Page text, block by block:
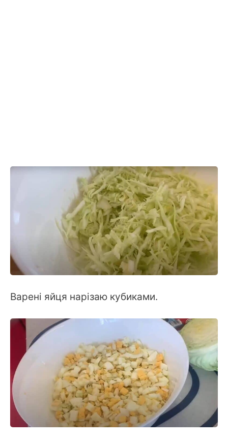
Варені яйця нарізаю кубиками.